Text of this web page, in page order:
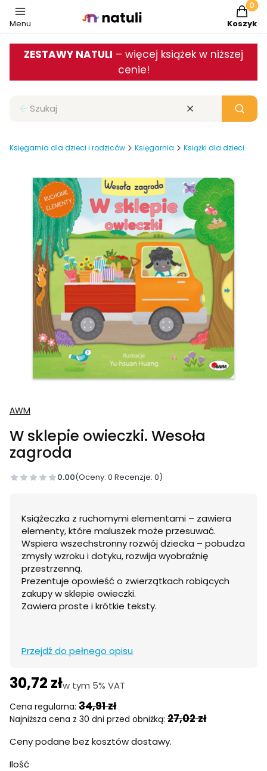
Menu Koszyk
ZESTAWY NATULI – więcej książek w niższej
cenie!
Zamknij wyszukiwarkę Wyczyść Szukaj
Księgarnia dla dzieci i rodziców Księgarnia Książki dla dzieci
AWM
W sklepie owieczki. Wesoła
zagroda
0.00(Oceny: 0 Recenzje: 0)
Książeczka z ruchomymi elementami – zawiera
elementy, które maluszek może przesuwać.
Wspiera wszechstronny rozwój dziecka – pobudza
zmysły wzroku i dotyku, rozwija wyobraźnię
przestrzenną.
Prezentuje opowieść o zwierzątkach robiących
zakupy w sklepie owieczki.
Zawiera proste i krótkie teksty.
Przejdź do pełnego opisu
30,72 złw tym 5% VAT
w tym 5% VAT
Cena regularna: 34,91 zł
Najniższa cena z 30 dni przed obniżką: 27,02 zł
Ceny podane bez kosztów dostawy.
Ilość